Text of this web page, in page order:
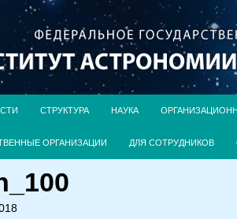
СТРУКТУРА НАУКА
ОРГАНИЗАЦИИ ДЛЯ СОТРУДНИКОВ